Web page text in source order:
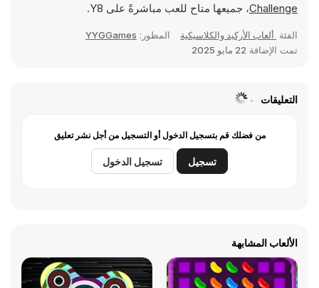
Challenge، جميعها متاح للعب مباشرةً على Y8.
الفئة ألعاب الأركيد والكلاسيكية المطور: YYGGames
تمت الإضافة 22 مايو 2025
التعليقات
من فضلك قم بتسجيل الدخول أو التسجيل من أجل نشر تعليق
تسجيل تسجيل الدخول
الألعاب المشابهة